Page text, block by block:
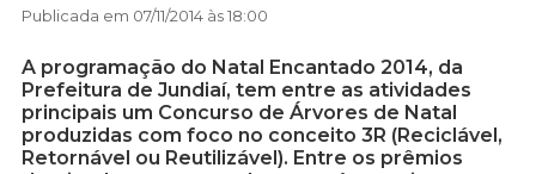
Publicada em 07/11/2014 às 18:00
A programação do Natal Encantado 2014, da
Prefeitura de Jundiaí, tem entre as atividades
principais um Concurso de Árvores de Natal
produzidas com foco no conceito 3R (Reciclável,
Retornável ou Reutilizável). Entre os prêmios